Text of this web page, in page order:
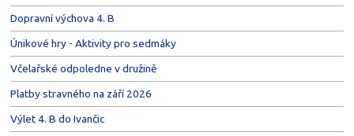
Dopravní výchova 4. B
Únikové hry - Aktivity pro sedmáky
Včelařské odpoledne v družině
Platby stravného na září 2026
Výlet 4. B do Ivančic